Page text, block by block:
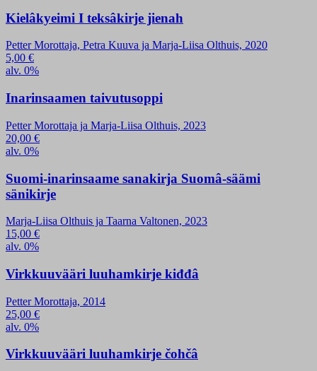
Kielâkyeimi I teksâkirje jienah
Petter Morottaja, Petra Kuuva ja Marja-Liisa Olthuis, 2020
5,00 €
alv. 0%
Inarinsaamen taivutusoppi
Petter Morottaja ja Marja-Liisa Olthuis, 2023
20,00 €
alv. 0%
Suomi-inarinsaame sanakirja Suomâ-säämi
sänikirje
Marja-Liisa Olthuis ja Taarna Valtonen, 2023
15,00 €
alv. 0%
Virkkuuvääri luuhamkirje kiđđâ
Petter Morottaja, 2014
25,00 €
alv. 0%
Virkkuuvääri luuhamkirje čohčâ